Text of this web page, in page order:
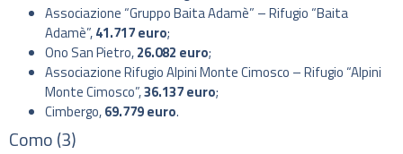
Associazione “Gruppo Baita Adamè” – Rifugio “Baita
Adamè”,41.717 euro;
Ono San Pietro,26.082 euro;
Associazione Rifugio Alpini Monte Cimosco – Rifugio “Alpini
Monte Cimosco”,36.137 euro;
Cimbergo,69.779 euro.
Como (3)